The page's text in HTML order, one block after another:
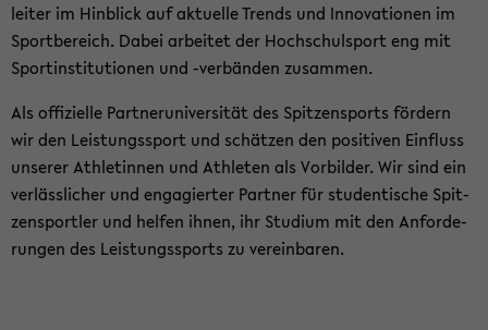
lei­ter im Hin­blick auf ak­tu­el­le Trends und In­no­va­tio­nen im
Sport­be­reich. Dabei ar­bei­tet der Hoch­schul­sport eng mit
Sport­in­sti­tu­tio­nen und -​verbänden zu­sam­men.
Als of­fi­zi­el­le Part­ner­uni­ver­si­tät des Spit­zen­sports för­dern
wir den Leis­tungs­sport und schät­zen den po­si­ti­ven Ein­fluss
un­se­rer Ath­le­tin­nen und Ath­le­ten als Vor­bil­der. Wir sind ein
ver­läss­li­cher und en­ga­gier­ter Part­ner für stu­den­ti­sche Spit­
zen­sport­ler und hel­fen ihnen, ihr Stu­di­um mit den An­for­de­
run­gen des Leis­tungs­sports zu ver­ein­ba­ren.